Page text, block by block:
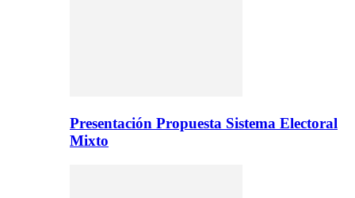
Presentación Propuesta Sistema Electoral
Mixto